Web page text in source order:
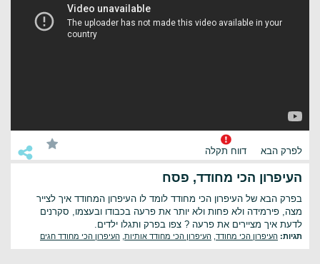
לפרק הבא דווח תקלה
העיפרון הכי מחודד, פסח
בפרק הבא של העיפרון הכי מחודד לומד לו העיפרון המחודד איך לצייר
מצה, פירמידה ולא פחות ולא יותר את פרעה בכבודו ובעצמו, סקרנים
לדעת איך מציירים את פרעה ? צפו בפרק ותגלו ילדים.
תגיות: העיפרון הכי מחודד העיפרון הכי מחודד אותיות העיפרון הכי מחודד חגים